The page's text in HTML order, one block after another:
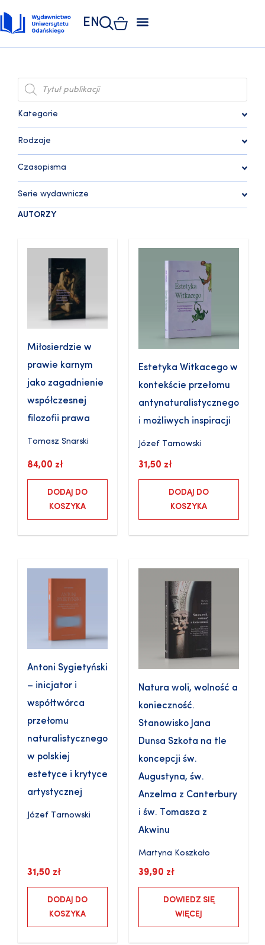
EN
Kategorie
Rodzaje
Czasopisma
Serie wydawnicze
AUTORZY
Miłosierdzie w
prawie karnym
jako zagadnienie
współczesnej
filozofii prawa
Tomasz Snarski
84,00 zł
DODAJ DO
KOSZYKA
Estetyka Witkacego w
kontekście przełomu
antynaturalistycznego
i możliwych inspiracji
Józef Tarnowski
31,50 zł
DODAJ DO
KOSZYKA
Antoni Sygietyński
– inicjator i
współtwórca
przełomu
naturalistycznego
w polskiej
estetyce i krytyce
artystycznej
Józef Tarnowski
31,50 zł
DODAJ DO
KOSZYKA
Natura woli, wolność a
konieczność.
Stanowisko Jana
Dunsa Szkota na tle
koncepcji św.
Augustyna, św.
Anzelma z Canterbury
i św. Tomasza z
Akwinu
Martyna Koszkało
39,90 zł
DOWIEDZ SIĘ
WIĘCEJ